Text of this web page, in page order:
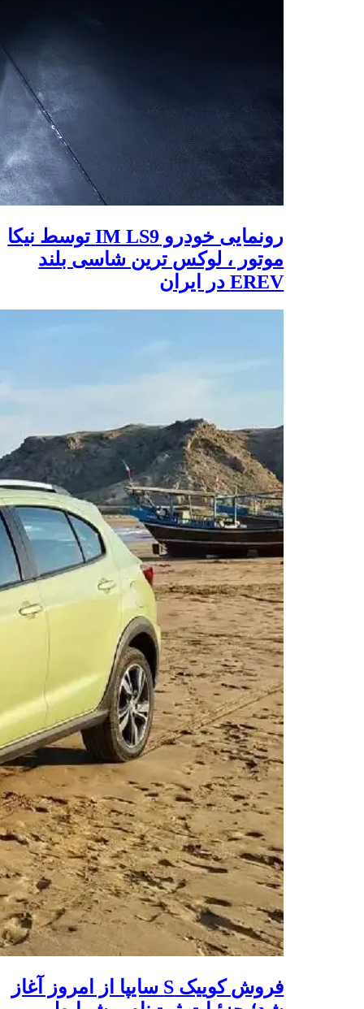
رونمایی خودرو IM LS9 توسط نیکا
موتور ، لوکس ترین شاسی بلند
EREV در ایران
فروش کوییک S سایپا از امروز آغاز